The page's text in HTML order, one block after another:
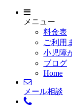
メニュー
料金表
ご利用
小児障
ブログ
Home
メール相談